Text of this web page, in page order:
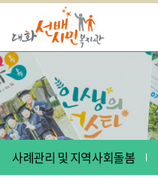
사례관리 및 지역사회돌봄